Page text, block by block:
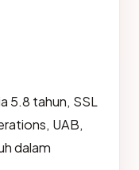
5.8 tahun, SSL
UAB,
dalam